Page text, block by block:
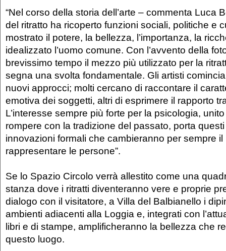
“Nel corso della storia dell’arte – commenta Luca
del ritratto ha ricoperto funzioni sociali, politiche e
mostrato il potere, la bellezza, l’importanza, la
idealizzato l’uomo comune. Con l’avvento della
brevissimo tempo il mezzo più utilizzato per la
segna una svolta fondamentale. Gli artisti
nuovi approcci; molti cercano di raccontare il
emotiva dei soggetti, altri di esprimere il rapporto
L’interesse sempre più forte per la psicologia,
rompere con la tradizione del passato, porta
innovazioni formali che cambieranno per sempre il
rappresentare le persone”.
Se lo Spazio Circolo verrà allestito come una
stanza dove i ritratti diventeranno vere e proprie
dialogo con il visitatore, a Villa del Balbianello i
ambienti adiacenti alla Loggia e, integrati con
libri e di stampe, amplificheranno la bellezza che
questo luogo.